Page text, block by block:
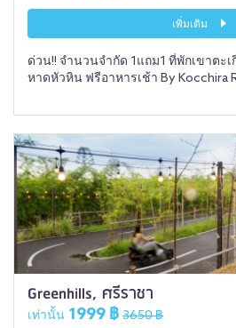
เพิ่มเติม
ด่วน!! จำนวนจำกัด 1แถม1 ที่พักเขาตะ
หาดหัวหิน ฟรีอาหารเช้า By Kocchira
Greenhills, ศรีราชา
เท่านั้น 1999 ฿ 3650 ฿